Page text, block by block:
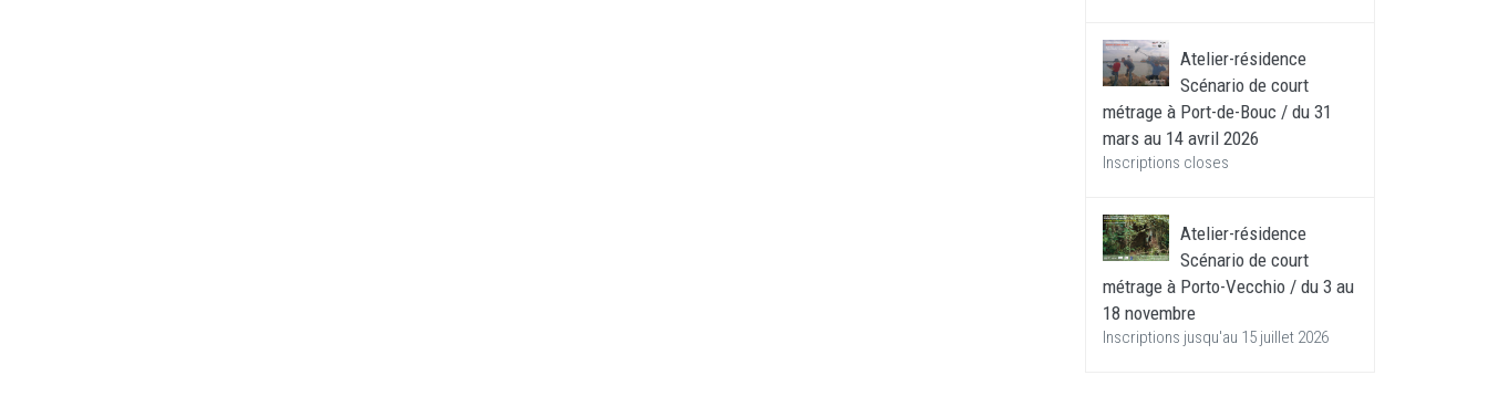
Atelier-résidence
Scénario de court
métrage à Port-de-Bouc / du 31
mars au 14 avril 2026
Inscriptions closes
Atelier-résidence
Scénario de court
métrage à Porto-Vecchio / du 3 au
18 novembre
Inscriptions jusqu'au 15 juillet 2026